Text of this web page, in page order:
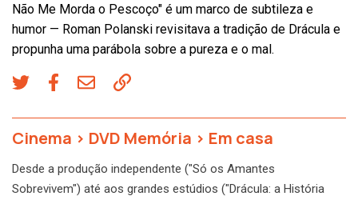
Não Me Morda o Pescoço" é um marco de subtileza e
humor — Roman Polanski revisitava a tradição de Drácula e
propunha uma parábola sobre a pureza e o mal.
Cinema > DVD Memória > Em casa
Desde a produção independente ("Só os Amantes
Sobrevivem") até aos grandes estúdios ("Drácula: a História